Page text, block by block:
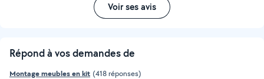
Voir ses avis
Répond à vos demandes de
Montage meubles en kit (418 réponses)